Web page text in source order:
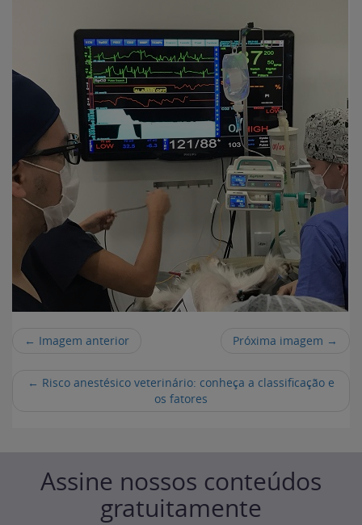
← Imagem anterior Próxima imagem →
← Risco anestésico veterinário: conheça a classificação e
os fatores
Assine nossos conteúdos
gratuitamente